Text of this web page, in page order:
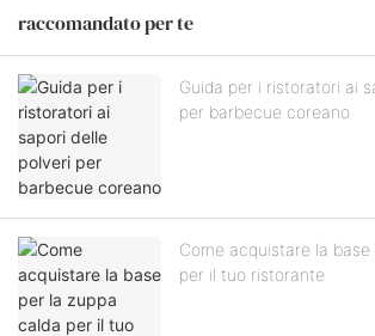
raccomandato per te
Guida per i ristoratori ai
per barbecue coreano
Come acquistare la
per il tuo ristorante